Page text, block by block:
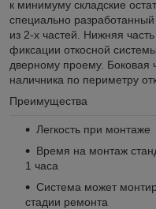
к минимуму складские
специально
из 2-х частей. Нижняя
фиксации откосной
дверному проему. Боковая
наличника по периметру
Преимущества
Легкость при монтаже
Время на монтаж
1 часа
Система может
стадии ремонта